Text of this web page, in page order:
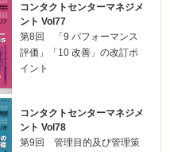
コンタクトセンターマネジメ
ント Vol77
第8回 「9 パフォーマンス
評価」「10 改善」の改訂ポ
イント
コンタクトセンターマネジメ
ント Vol78
第9回 管理目的及び管理策